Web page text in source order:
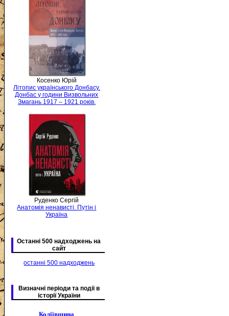
Косенко Юрій
Літопис українського Донбасу.
Донбас у години Визвольних
Змагань 1917 – 1921 років.
Руденко Сергій
Анатомія ненависті. Путін і
Україна
Останні 500 надходжень на
сайт
останні 500 надходжень
Визначні періоди та подіі в
історії України
Коліївщина